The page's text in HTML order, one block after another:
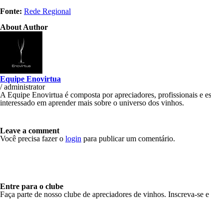
Fonte: Rede Regional
About Author
Equipe Enovirtua
/administrator
A Equipe Enovirtua é composta por apreciadores, profissionais e
interessado em aprender mais sobre o universo dos vinhos.
Leave a comment
Você precisa fazer o login para publicar um comentário.
Entre para o clube
Faça parte de nosso clube de apreciadores de vinhos. Inscreva-